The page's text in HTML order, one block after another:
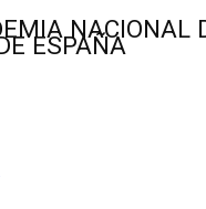
NACIONAL
ESPAÑA